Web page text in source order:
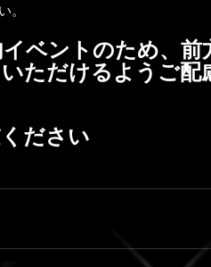
。
ベントのため、前
ただけるようご配
ださい